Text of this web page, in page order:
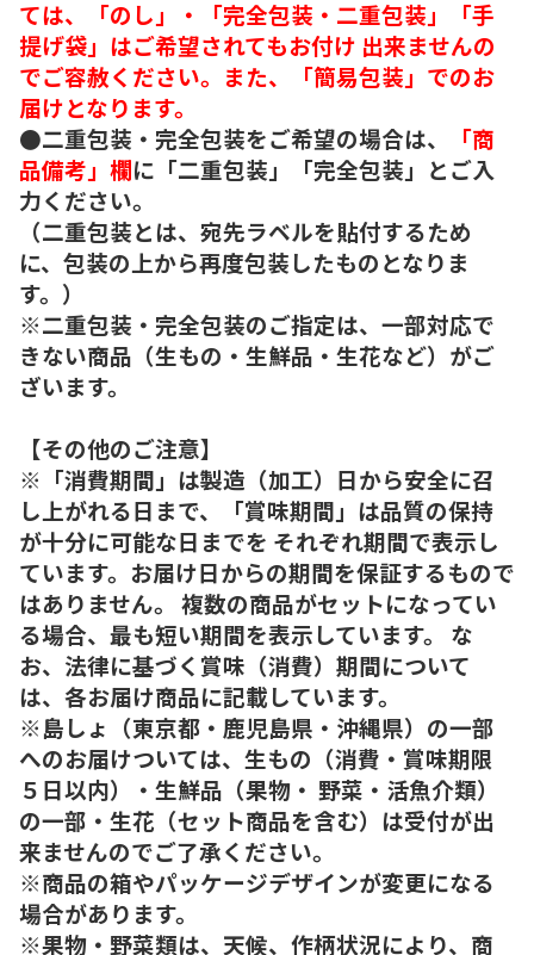
ては、「のし」・「完全包装・二重包装」「手
提げ袋」はご希望されてもお付け 出来ませんの
でご容赦ください。また、「簡易包装」でのお
届けとなります。
●二重包装・完全包装をご希望の場合は、
「商
品備考」欄に「二重包装」「完全包装」とご入
力ください。
（二重包装とは、宛先ラベルを貼付するため
に、包装の上から再度包装したものとなりま
す。）
※二重包装・完全包装のご指定は、一部対応で
きない商品（生もの・生鮮品・生花など）がご
ざいます。
【その他のご注意】
※「消費期間」は製造（加工）日から安全に召
し上がれる日まで、「賞味期間」は品質の保持
が十分に可能な日までを それぞれ期間で表示し
ています。お届け日からの期間を保証するもので
はありません。 複数の商品がセットになってい
る場合、最も短い期間を表示しています。 な
お、法律に基づく賞味（消費）期間について
は、各お届け商品に記載しています。
※島しょ（東京都・鹿児島県・沖縄県）の一部
へのお届けついては、生もの（消費・賞味期限
５日以内）・生鮮品（果物・ 野菜・活魚介類）
の一部・生花（セット商品を含む）は受付が出
来ませんのでご了承ください。
※商品の箱やパッケージデザインが変更になる
場合があります。
※果物・野菜類は、天候、作柄状況により、商